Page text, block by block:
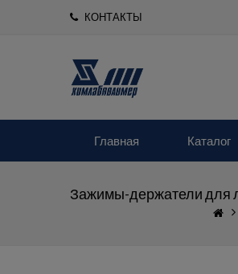
КОНТАКТЫ
Главная Каталог
Зажимы-держатели для